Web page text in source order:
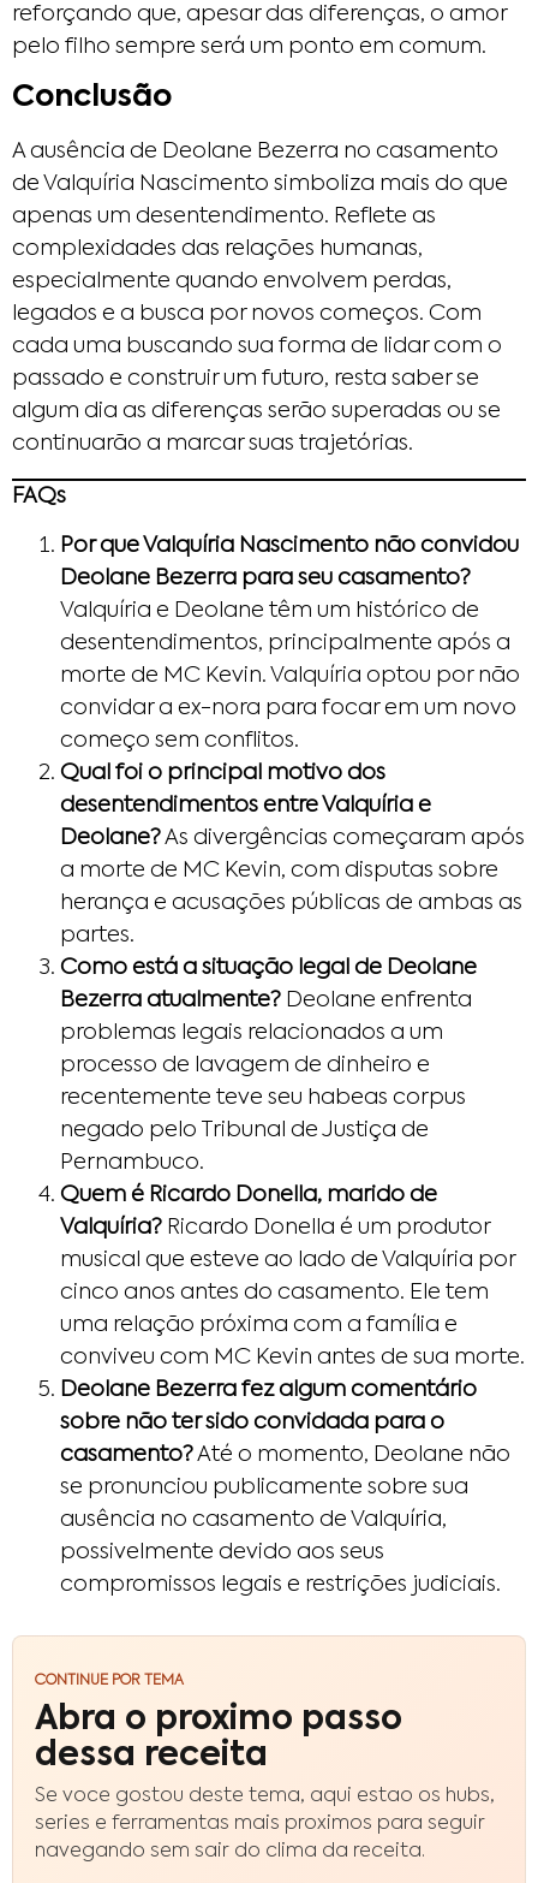
reforçando que, apesar das diferenças, o amor
pelo filho sempre será um ponto em comum.
Conclusão
A ausência de Deolane Bezerra no casamento
de Valquíria Nascimento simboliza mais do que
apenas um desentendimento. Reflete as
complexidades das relações humanas,
especialmente quando envolvem perdas,
legados e a busca por novos começos. Com
cada uma buscando sua forma de lidar com o
passado e construir um futuro, resta saber se
algum dia as diferenças serão superadas ou se
continuarão a marcar suas trajetórias.
FAQs
Por que Valquíria Nascimento não convidou
Deolane Bezerra para seu casamento?
Valquíria e Deolane têm um histórico de
desentendimentos, principalmente após a
morte de MC Kevin. Valquíria optou por não
convidar a ex-nora para focar em um novo
começo sem conflitos.
Qual foi o principal motivo dos
desentendimentos entre Valquíria e
Deolane?As divergências começaram após
a morte de MC Kevin, com disputas sobre
herança e acusações públicas de ambas as
partes.
Como está a situação legal de Deolane
Bezerra atualmente? Deolane enfrenta
problemas legais relacionados a um
processo de lavagem de dinheiro e
recentemente teve seu habeas corpus
negado pelo Tribunal de Justiça de
Pernambuco.
Quem é Ricardo Donella, marido de
Valquíria? Ricardo Donella é um produtor
musical que esteve ao lado de Valquíria por
cinco anos antes do casamento. Ele tem
uma relação próxima com a família e
conviveu com MC Kevin antes de sua morte.
Deolane Bezerra fez algum comentário
sobre não ter sido convidada para o
casamento?Até o momento, Deolane não
se pronunciou publicamente sobre sua
ausência no casamento de Valquíria,
possivelmente devido aos seus
compromissos legais e restrições judiciais.
CONTINUE POR TEMA
Abra o proximo passo
dessa receita
Se voce gostou deste tema, aqui estao os hubs,
series e ferramentas mais proximos para seguir
navegando sem sair do clima da receita.